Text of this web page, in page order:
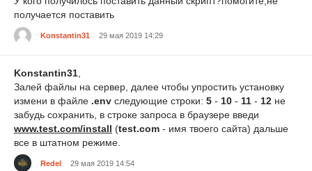
получается поставить
Konstantin31 29 мая 2019 14:29
Konstantin31
Залей файлы на сервер, далее чтобы упростить установку
измени в файле .env следующие строки: 5 - 10 - 11 - 12 не
забудь сохранить, в строке запроса в браузере введи
www.test.com/install (test.com - имя твоего сайта) дальше
все в штатном режиме.
Redel 29 мая 2019 14:54